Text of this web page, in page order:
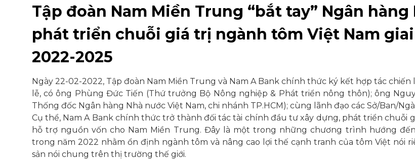
Tập đoàn Nam Miền Trung “bắt tay” Ngân hàng
phát triển chuỗi giá trị ngành tôm Việt Nam
2022-2025
Ngày 22-02-2022, Tập đoàn Nam Miền Trung và Nam A Bank chính thức ký kết hợp tác chiến
lễ, có ông Phùng Đức Tiến (Thứ trưởng Bộ Nông nghiệp & Phát triển nông thôn); ông
Thống đốc Ngân hàng Nhà nước Việt Nam, chi nhánh TP.HCM); cùng lãnh đạo các Sở/Ban/
Cụ thể, Nam A Bank chính thức trở thành đối tác tài chính đầu tư xây dựng, phát triển chuỗi
hỗ trợ nguồn vốn cho Nam Miền Trung. Đây là một trong những chương trình hướng
trong năm 2022 nhằm ổn định ngành tôm và nâng cao lợi thế cạnh tranh của tôm Việt nói
sản nói chung trên thị trường thế giới.